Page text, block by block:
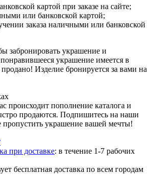
картой при заказе на сайте;
или банковской картой;
заказа наличными или банковской
забронировать украшение и
украшение имеется в
Изделие бронируется за вами на
происходит пополнение каталога и
продаются. Подпишитесь на наши
пропустить украшение вашей мечты!
при доставке: в течение 1-7 рабочих
бесплатная доставка по всем городам